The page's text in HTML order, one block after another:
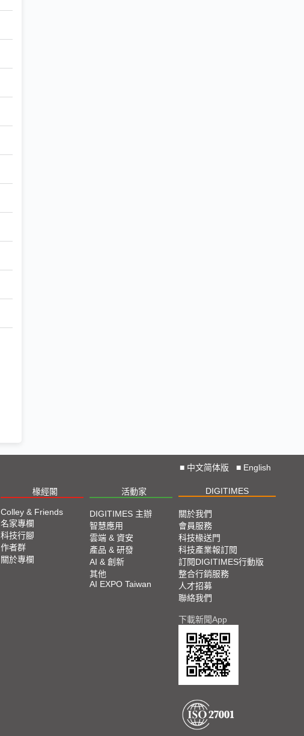
■ 中文简体版 ■ English
椽經閣 活動家 DIGITIMES
Colley & Friends
名家專欄
科技行腳
作者群
關於專欄
DIGITIMES 主辦
智慧應用
雲端 & 資安
產品 & 研發
AI & 創新
其他
AI EXPO Taiwan
關於我們
會員服務
科技椽送門
科技產業報訂閱
訂閱DIGITIMES行動版
整合行銷服務
人才招募
聯絡我們
下載新聞App